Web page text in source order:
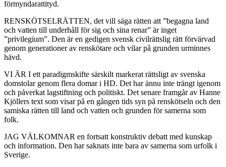
förmyndarattityd.
RENSKÖTSELRÄTTEN, det vill säga rätten att ”begagna land
och vatten till underhåll för sig och sina renar” är inget
”privilegium”. Den är en gedigen svensk civilrättslig rätt förvärvad
genom generationer av renskötare och vilar på grunden urminnes
hävd.
VI ÄR I ett paradigmskifte särskilt markerat rättsligt av svenska
domstolar genom flera domar i HD. Det har ännu inte trängt igenom
och påverkat lagstiftning och politiskt. Det senare framgår av Hanne
Kjöllers text som visar på en gången tids syn på renskötseln och den
samiska rätten till land och vatten och grunden för samerna som
folk.
JAG VÄLKOMNAR en fortsatt konstruktiv debatt med kunskap
och information. Den har saknats inte bara av samerna som urfolk i
Sverige.